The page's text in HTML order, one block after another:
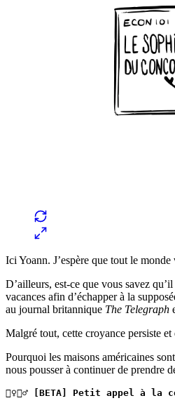
Ici Yoann. J’espère que tout le
D’ailleurs, est-ce que vous savez
vacances afin d’échapper à la
au journal britannique The Telegraph
Malgré tout, cette croyance persiste et
Pourquoi les maisons américaines
nous pousser à continuer de prendre
🙋‍♀️🙋‍♂️ [BETA] Petit appel à